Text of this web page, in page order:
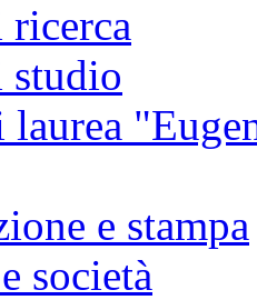
ricerca
studio
laurea
e stampa
società